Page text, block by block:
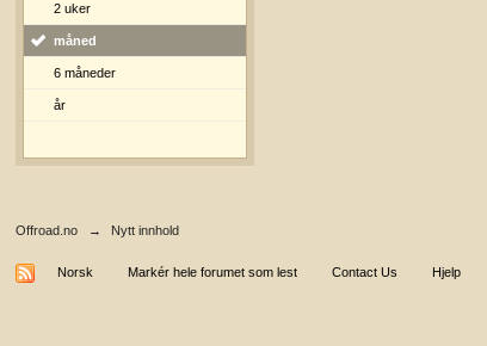
2 uker
måned
6 måneder
år
Offroad.no → Nytt innhold
Norsk Markér hele forumet som lest Contact Us Hjelp